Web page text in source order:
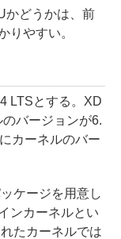
どうかは、前
りやすい。
LTSとする。XD
バージョンが6.
カーネルのバー
ケージを用意し
ンカーネルとい
たカーネルでは